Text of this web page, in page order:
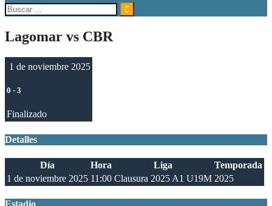
Buscar:
Lagomar vs CBR
1 de noviembre 2025
0 - 3
Finalizado
Detalles
Día Hora Liga
Temporada
1 de noviembre 2025 11:00 Clausura 2025 A1 U19M 2025